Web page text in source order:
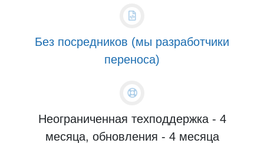
Без посредников (мы разработчики
переноса)
Неограниченная техподдержка - 4
месяца, обновления - 4 месяца